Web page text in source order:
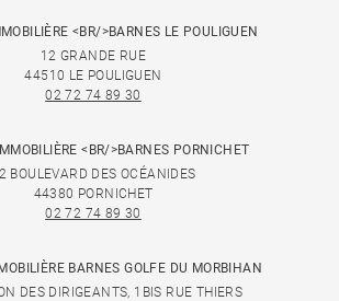
<BR/>BARNES LE POULIGUEN
12 GRANDE RUE
44510 LE POULIGUEN
02 72 74 89 30
<BR/>BARNES PORNICHET
BOULEVARD DES OCÉANIDES
44380 PORNICHET
02 72 74 89 30
BARNES GOLFE DU MORBIHAN
DES DIRIGEANTS, 1BIS RUE THIERS